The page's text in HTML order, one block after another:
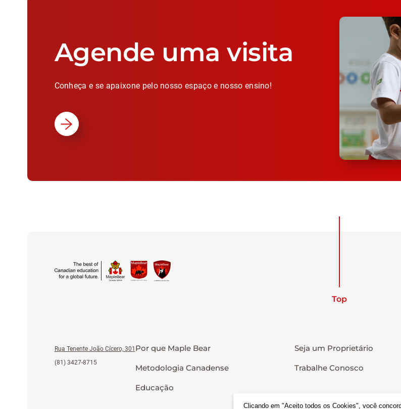
Agende uma visita
Conheça e se apaixone pelo nosso espaço e nosso ensino!
Top
Rua Tenente João Cícero, 301
(81) 3427-8715
Por que Maple Bear
Metodologia Canadense
Educação
Seja um Proprietário
Trabalhe Conosco
Clicando em "Aceito todos os Cookies", você